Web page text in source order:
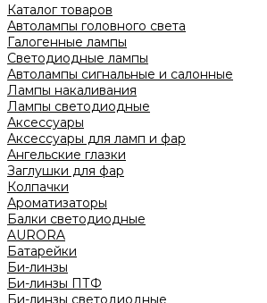
Каталог товаров
Автолампы головного света
Галогенные лампы
Светодиодные лампы
Автолампы сигнальные и салонные
Лампы накаливания
Лампы светодиодные
Аксессуары
Аксессуары для ламп и фар
Ангельские глазки
Заглушки для фар
Колпачки
Ароматизаторы
Балки светодиодные
AURORA
Батарейки
Би-линзы
Би-линзы ПТФ
Би-линзы светодиодные